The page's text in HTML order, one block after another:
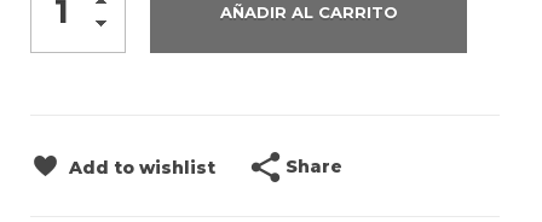
AÑADIR AL CARRITO
Add to wishlist Share